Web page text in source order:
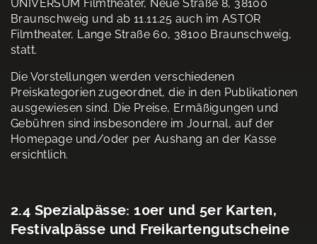
UNIVERSUM Filmtheater, Neue Straße 8, 38100
Braunschweig und ab 11.11.25 auch im ASTOR
Filmtheater, Lange Straße 60, 38100 Braunschweig,
statt.
Die Vorstellungen werden verschiedenen
Preiskategorien zugeordnet, die in den Publikationen
ausgewiesen sind. Die Preise, Ermäßigungen und
Gebühren sind insbesondere im Journal, auf der
Homepage und/oder per Aushang an der Kasse
ersichtlich.
2.4 Spezialpässe: 10er und 5er Karten,
Festivalpässe und Freikartengutscheine